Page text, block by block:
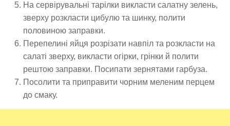
На сервірувальні тарілки викласти салатну зелень,
зверху розкласти цибулю та шинку, полити
половиною заправки.
Перепелині яйця розрізати навпіл та розкласти на
салаті зверху, викласти огірки, грінки й полити
рештою заправки. Посипати зернятами гарбуза.
Посолити та приправити чорним меленим перцем
до смаку.